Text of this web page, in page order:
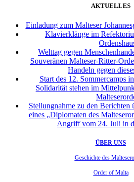
AKTUELLES
Einladung zum Malteser
Klavierklänge im
Welttag gegen
Souveränen Malteser-Ritter-
Handeln gegen
Start des 12. Sommercamps
Solidarität stehen im
Stellungnahme zu den Berichten
eines „Diplomaten des
Angriff vom 24. Juli in
ÜBER UNS
Geschichte des
Order of Malta